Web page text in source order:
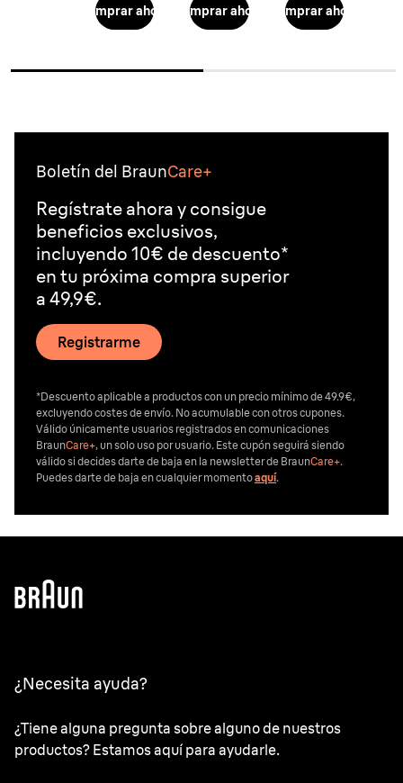
Comprar ahora Comprar ahora Comprar ahora
Boletín del BraunCare+
Regístrate ahora y consigue
beneficios exclusivos,
incluyendo 10€ de descuento*
en tu próxima compra superior
a 49,9€.
Registrarme
*Descuento aplicable a productos con un precio mínimo de 49.9€,
excluyendo costes de envío. No acumulable con otros cupones.
Válido únicamente usuarios registrados en comunicaciones
BraunCare+, un solo uso por usuario. Este cupón seguirá siendo
válido si decides darte de baja en la newsletter de BraunCare+.
Puedes darte de baja en cualquier momentoaquí.
¿Necesita ayuda?
¿Tiene alguna pregunta sobre alguno de nuestros
productos? Estamos aquí para ayudarle.